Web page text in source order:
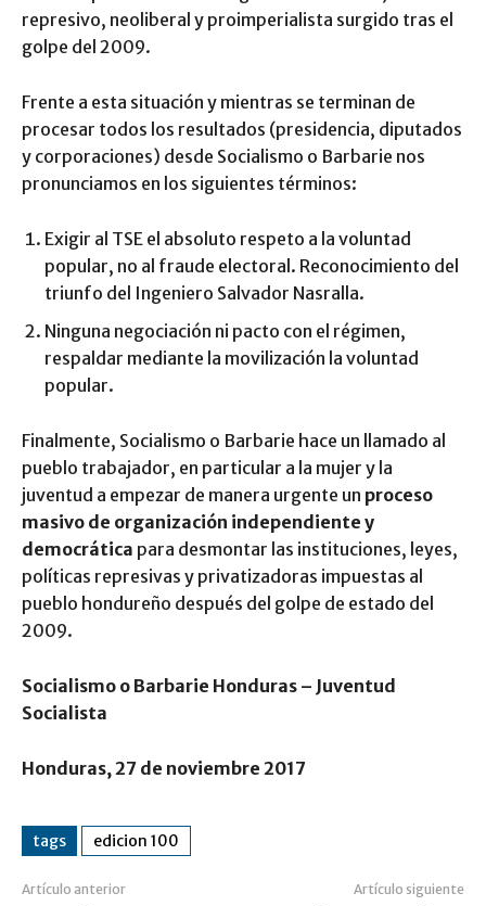
represivo, neoliberal y proimperialista surgido tras el
golpe del 2009.
Frente a esta situación y mientras se terminan de
procesar todos los resultados (presidencia, diputados
y corporaciones) desde Socialismo o Barbarie nos
pronunciamos en los siguientes términos:
Exigir al TSE el absoluto respeto a la voluntad
popular, no al fraude electoral. Reconocimiento del
triunfo del Ingeniero Salvador Nasralla.
Ninguna negociación ni pacto con el régimen,
respaldar mediante la movilización la voluntad
popular.
Finalmente, Socialismo o Barbarie hace un llamado al
pueblo trabajador, en particular a la mujer y la
juventud a empezar de manera urgente un proceso
masivo de organización independiente y
democrática para desmontar las instituciones, leyes,
políticas represivas y privatizadoras impuestas al
pueblo hondureño después del golpe de estado del
2009.
Socialismo o Barbarie Honduras – Juventud
Socialista
Honduras, 27 de noviembre 2017
tags edicion 100
Artículo anterior Artículo siguiente